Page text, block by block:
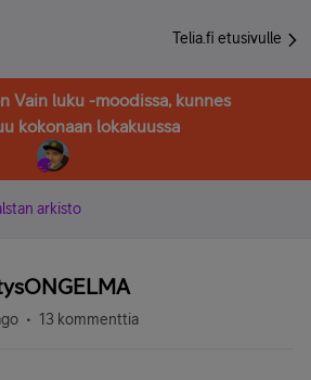
Telia.fi etusivulle
Vain luku -moodissa, kunnes
kokonaan lokakuussa
arkisto
13 kommenttia